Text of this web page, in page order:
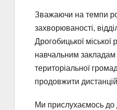
Зважаючи на темпи
захворюваності,
Дрогобицької міської
навчальним закладам
територіальної
продовжити
Ми прислухаємось до